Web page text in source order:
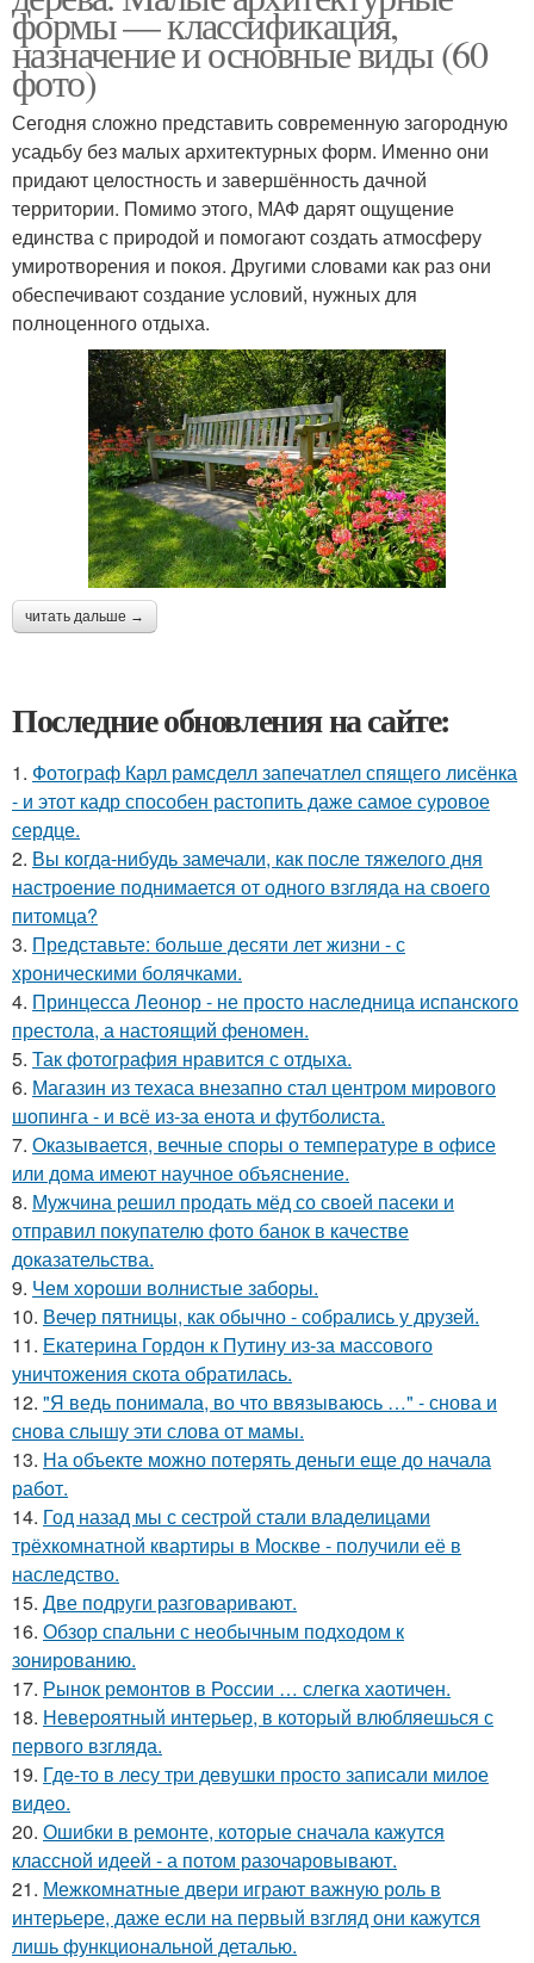
формы — классификация,
назначение и основные виды (60
фото)
Сегодня сложно представить современную загородную
усадьбу без малых архитектурных форм. Именно они
придают целостность и завершённость дачной
территории. Помимо этого, МАФ дарят ощущение
единства с природой и помогают создать атмосферу
умиротворения и покоя. Другими словами как раз они
обеспечивают создание условий, нужных для
полноценного отдыха.
читать дальше →
Последние обновления на сайте:
1. Фотограф Карл рамсделл запечатлел спящего лисёнка
- и этот кадр способен растопить даже самое суровое
сердце.
2. Вы когда-нибудь замечали, как после тяжелого дня
настроение поднимается от одного взгляда на своего
питомца?
3. Представьте: больше десяти лет жизни - с
хроническими болячками.
4. Принцесса Леонор - не просто наследница испанского
престола, а настоящий феномен.
5. Так фотография нравится с отдыха.
6. Магазин из техаса внезапно стал центром мирового
шопинга - и всё из-за енота и футболиста.
7. Оказывается, вечные споры о температуре в офисе
или дома имеют научное объяснение.
8. Мужчина решил продать мёд со своей пасеки и
отправил покупателю фото банок в качестве
доказательства.
9. Чем хороши волнистые заборы.
10. Вечер пятницы, как обычно - собрались у друзей.
11. Екатерина Гордон к Путину из-за массового
уничтожения скота обратилась.
12. "Я ведь понимала, во что ввязываюсь …" - снова и
снова слышу эти слова от мамы.
13. На объекте можно потерять деньги еще до начала
работ.
14. Год назад мы с сестрой стали владелицами
трёхкомнатной квартиры в Москве - получили её в
наследство.
15. Две подруги разговаривают.
16. Обзор спальни с необычным подходом к
зонированию.
17. Рынок ремонтов в России … слегка хаотичен.
18. Невероятный интерьер, в который влюбляешься с
первого взгляда.
19. Гдe-то в лесу три девушки просто записали милое
видео.
20. Ошибки в ремонте, которые сначала кажутся
классной идеей - а потом разочаровывают.
21. Межкомнатные двери играют важную роль в
интерьере, даже если на первый взгляд они кажутся
лишь функциональной деталью.